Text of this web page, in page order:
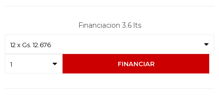
Financiacion 3.6 lts
FINANCIAR